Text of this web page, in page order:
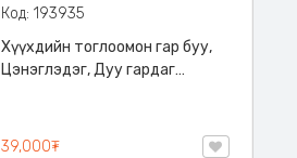
Код: 193935
Хүүхдийн тоглоомон гар буу,
Цэнэглэдэг, Дуу гардаг
Сансрын роботын дүрстэй
39,000₮